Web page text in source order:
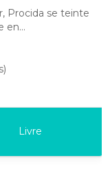
Procida se teinte
en...
Livre